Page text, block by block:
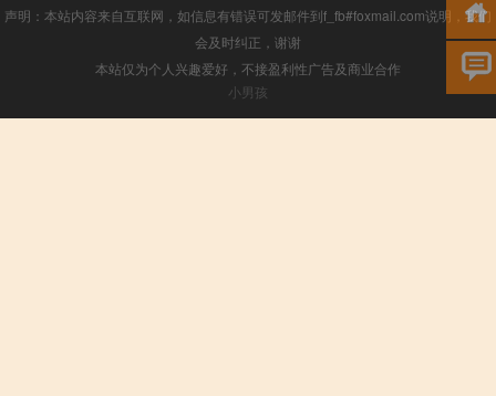
声明：本站内容来自互联网，如信息有错误可发邮件到f_fb#foxmail.com说明，我们
会及时纠正，谢谢
本站仅为个人兴趣爱好，不接盈利性广告及商业合作
小男孩